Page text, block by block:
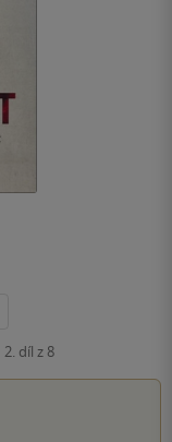
2. díl z 8